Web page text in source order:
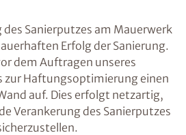
Sanierputzes am Mauerwerk
Erfolg der Sanierung.
dem Auftragen unseres
zur Haftungsoptimierung einen
auf. Dies erfolgt netzartig,
Verankerung des Sanierputzes